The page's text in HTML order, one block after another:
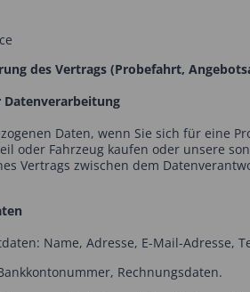
des Vertrags (Probefahrt,
Datenverarbeitung
Daten, wenn Sie sich für eine
oder Fahrzeug kaufen oder unsere
Vertrags zwischen dem
Name, Adresse, E-Mail-Adresse,
Rechnungsdaten.